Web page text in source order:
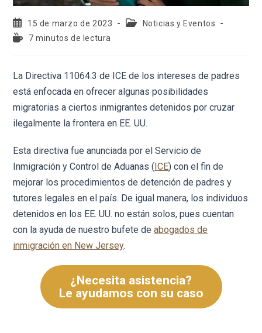
15 de marzo de 2023
Noticias y Eventos
7 minutos de lectura
La Directiva 11064.3 de ICE de los intereses de padres
está enfocada en ofrecer algunas posibilidades
migratorias a ciertos inmigrantes detenidos por cruzar
ilegalmente la frontera en EE. UU.
Esta directiva fue anunciada por el Servicio de
Inmigración y Control de Aduanas ( ICE) con el fin de
mejorar los procedimientos de detención de padres y
tutores legales en el país. De igual manera, los individuos
detenidos en los EE. UU. no están solos, pues cuentan
con la ayuda de nuestro bufete deabogados de
inmigración en New Jersey.
¿Necesita asistencia?
Le ayudamos con su caso